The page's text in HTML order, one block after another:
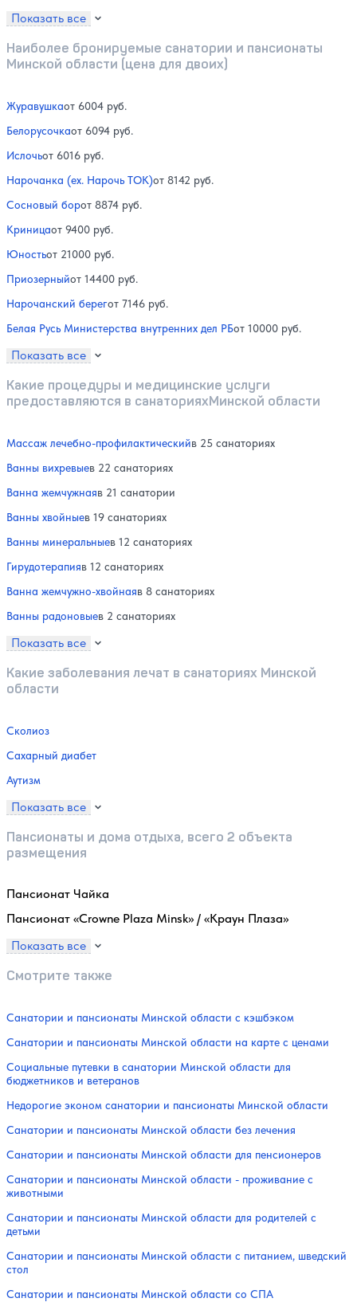
Показать все
Наиболее бронируемые санатории и пансионаты
Минской области (цена для двоих)
Журавушкаот 6004 руб.
Белорусочкаот 6094 руб.
Ислочьот 6016 руб.
Нарочанка (ex. Нарочь ТОК)от 8142 руб.
Сосновый борот 8874 руб.
Криницаот 9400 руб.
Юностьот 21000 руб.
Приозерныйот 14400 руб.
Нарочанский берегот 7146 руб.
Белая Русь Министерства внутренних дел РБот 10000 руб.
Показать все
Какие процедуры и медицинские услуги
предоставляются в санаторияхМинской области
Массаж лечебно-профилактическийв 25 санаториях
Ванны вихревыев 22 санаториях
Ванна жемчужнаяв 21 санатории
Ванны хвойныев 19 санаториях
Ванны минеральныев 12 санаториях
Гирудотерапияв 12 санаториях
Ванна жемчужно-хвойнаяв 8 санаториях
Ванны радоновыев 2 санаториях
Показать все
Какие заболевания лечат в санаториях Минской
области
Сколиоз
Сахарный диабет
Аутизм
Показать все
Пансионаты и дома отдыха, всего 2 объекта
размещения
Пансионат Чайка
Пансионат «Crowne Plaza Minsk» / «Краун Плаза»
Показать все
Смотрите также
Санатории и пансионаты Минской области с кэшбэком
Санатории и пансионаты Минской области на карте с ценами
Социальные путевки в санатории Минской области для
бюджетников и ветеранов
Недорогие эконом санатории и пансионаты Минской области
Санатории и пансионаты Минской области без лечения
Санатории и пансионаты Минской области для пенсионеров
Санатории и пансионаты Минской области - проживание с
животными
Санатории и пансионаты Минской области для родителей с
детьми
Санатории и пансионаты Минской области с питанием, шведский
стол
Санатории и пансионаты Минской области со СПА